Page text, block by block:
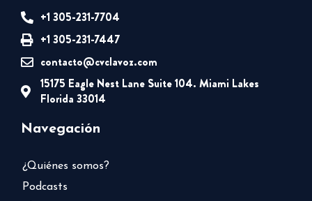
+1 305-231-7704
+1 305-231-7447
contacto@cvclavoz.com
15175 Eagle Nest Lane Suite 104. Miami Lakes
Florida 33014
Navegación
¿Quiénes somos?
Podcasts